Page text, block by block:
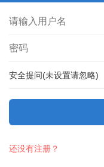
安全提问(未设置请忽略)
还没有注册？